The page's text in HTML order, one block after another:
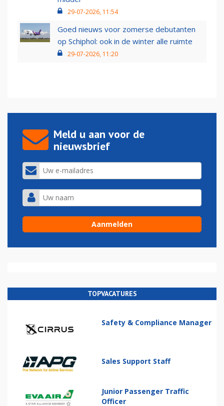
29-07-2026, 11:54
Goed nieuws voor zomerse debutanten
op Schiphol: ook in de winter alle ruimte
29-07-2026, 11:20
Meld u aan voor de
nieuwsbrief
TOPVACATURES
Safety & Compliance Manager
Sales Support Staff
Junior Passenger Traffic
Officer